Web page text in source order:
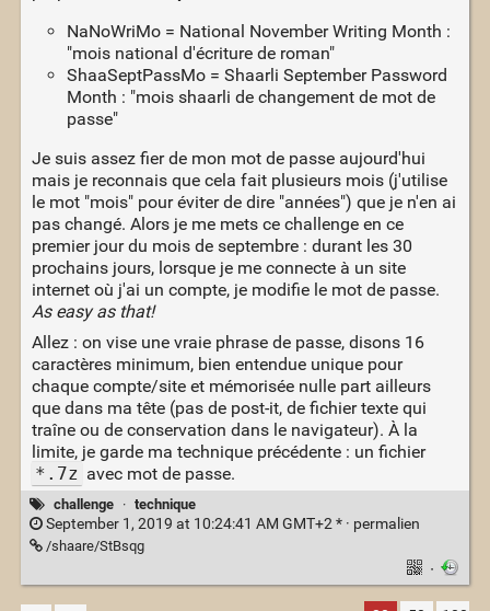
NaNoWriMo = National November Writing Month :
"mois national d'écriture de roman"
ShaaSeptPassMo = Shaarli September Password
Month : "mois shaarli de changement de mot de
passe"
Je suis assez fier de mon mot de passe aujourd'hui
mais je reconnais que cela fait plusieurs mois (j'utilise
le mot "mois" pour éviter de dire "années") que je n'en ai
pas changé. Alors je me mets ce challenge en ce
premier jour du mois de septembre : durant les 30
prochains jours, lorsque je me connecte à un site
internet où j'ai un compte, je modifie le mot de passe.
As easy as that!
Allez : on vise une vraie phrase de passe, disons 16
caractères minimum, bien entendue unique pour
chaque compte/site et mémorisée nulle part ailleurs
que dans ma tête (pas de post-it, de fichier texte qui
traîne ou de conservation dans le navigateur). À la
limite, je garde ma technique précédente : un fichier
*.7z avec mot de passe.
challenge · technique
September 1, 2019 at 10:24:41 AM GMT+2 * · permalien
/shaare/StBsqg
·